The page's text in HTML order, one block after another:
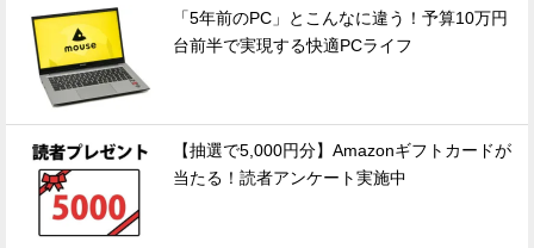
「5年前のPC」とこんなに違う！予算10万円
台前半で実現する快適PCライフ
【抽選で5,000円分】Amazonギフトカードが
当たる！読者アンケート実施中